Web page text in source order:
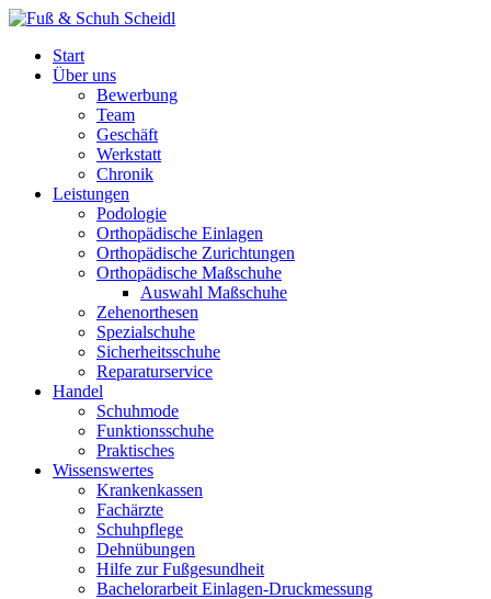
Start
Über uns
Bewerbung
Team
Geschäft
Werkstatt
Chronik
Leistungen
Podologie
Orthopädische Einlagen
Orthopädische Zurichtungen
Orthopädische Maßschuhe
Auswahl Maßschuhe
Zehenorthesen
Spezialschuhe
Sicherheitsschuhe
Reparaturservice
Handel
Schuhmode
Funktionsschuhe
Praktisches
Wissenswertes
Krankenkassen
Fachärzte
Schuhpflege
Dehnübungen
Hilfe zur Fußgesundheit
Bachelorarbeit Einlagen-Druckmessung